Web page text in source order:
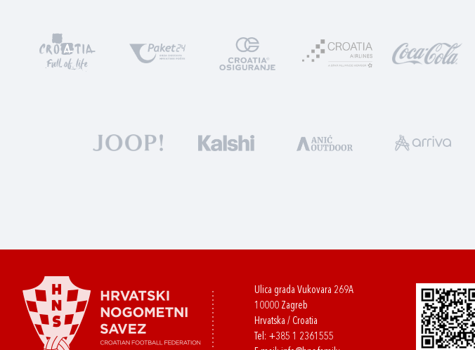
Ulica grada Vukovara 269A
10000 Zagreb
Hrvatska / Croatia
Tel: +385 1 2361555